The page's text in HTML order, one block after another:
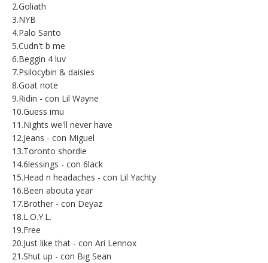
2.Goliath
3.NYB
4.Palo Santo
5.Cudn't b me
6.Beggin 4 luv
7.Psilocybin & daisies
8.Goat note
9.Ridin - con Lil Wayne
10.Guess imu
11.Nights we'll never have
12.Jeans - con Miguel
13.Toronto shordie
14.6lessings - con 6lack
15.Head n headaches - con Lil Yachty
16.Been abouta year
17.Brother - con Deyaz
18.L.O.Y.L.
19.Free
20.Just like that - con Ari Lennox
21.Shut up - con Big Sean